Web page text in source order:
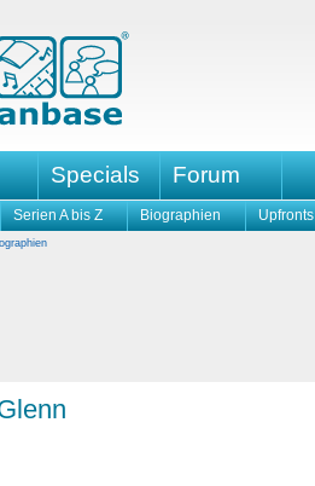
Specials Forum
Serien A bis Z Biographien Upfronts